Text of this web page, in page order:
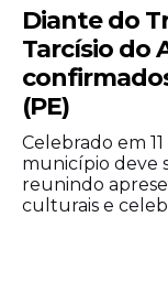
14 de junho
Roberto
Cavalo de
Juarez
Diante do
Tarcísio do
(PE)
Celebrado em
município deve
reunindo
culturais e